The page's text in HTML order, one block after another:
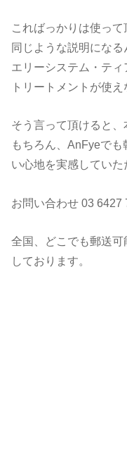
こればっかりは使っ
同じような説明にな
エリーシステム・テ
トリートメントが使
そう言って頂けると、
もちろん、AnFyeで
い心地を実感していた
お問い合わせ 03 6427
全国、どこでも郵送
しております。